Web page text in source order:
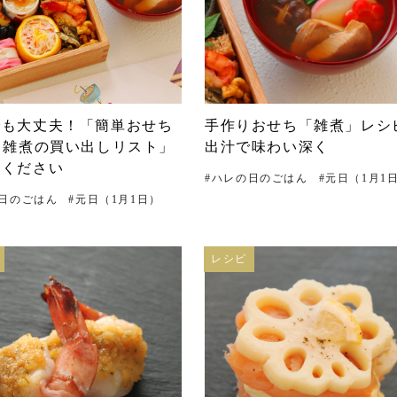
大丈夫！「簡単おせち
煮の買い出しリスト」
ださい
のごはん #元日（1月1日）
手作りおせち「雑煮」レシ
出汁で味わい深く
#ハレの日のごはん #元日（1月1
レシピ